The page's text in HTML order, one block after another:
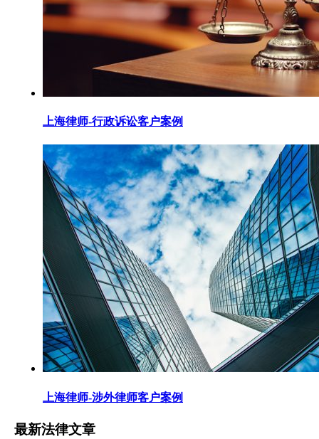
上海律师-行政诉讼客户案例
上海律师-涉外律师客户案例
最新法律文章